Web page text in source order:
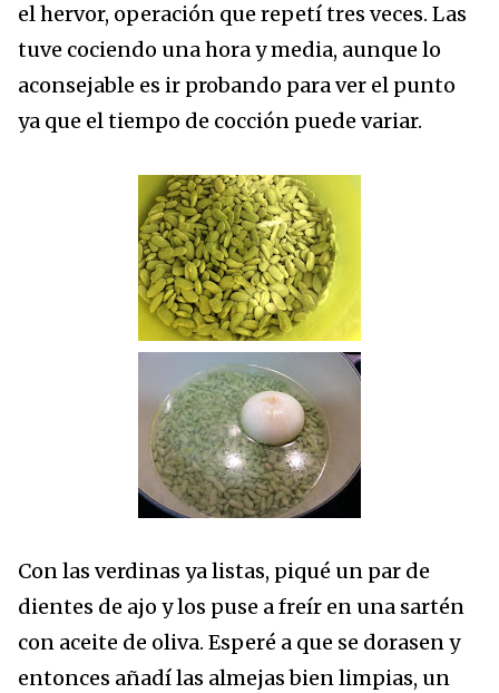
el hervor, operación que repetí tres veces. Las
tuve cociendo una hora y media, aunque lo
aconsejable es ir probando para ver el punto
ya que el tiempo de cocción puede variar.
Con las verdinas ya listas, piqué un par de
dientes de ajo y los puse a freír en una sartén
con aceite de oliva. Esperé a que se dorasen y
entonces añadí las almejas bien limpias, un